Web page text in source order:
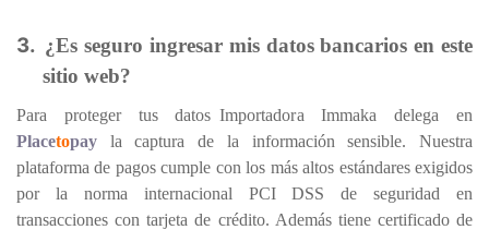
3. ¿Es seguro ingresar mis datos bancarios en este
sitio web?
Para proteger tus datos Importadora Immaka delega en
Placetopay
la captura de la información sensible. Nuestra
plataforma de pagos cumple con los más altos estándares exigidos
por la norma internacional PCI DSS de seguridad en
transacciones con tarjeta de crédito. Además tiene certificado de